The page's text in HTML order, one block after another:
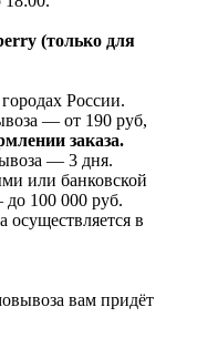
(только для
городах России.
— от 190 руб,
заказа.
— 3 дня.
или банковской
100 000 руб.
осуществляется в
вам придёт